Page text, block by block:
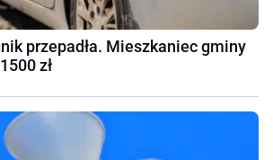
przepadła. Mieszkaniec gminy
zł